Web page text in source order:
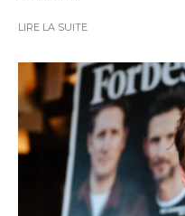
LIRE LA SUITE